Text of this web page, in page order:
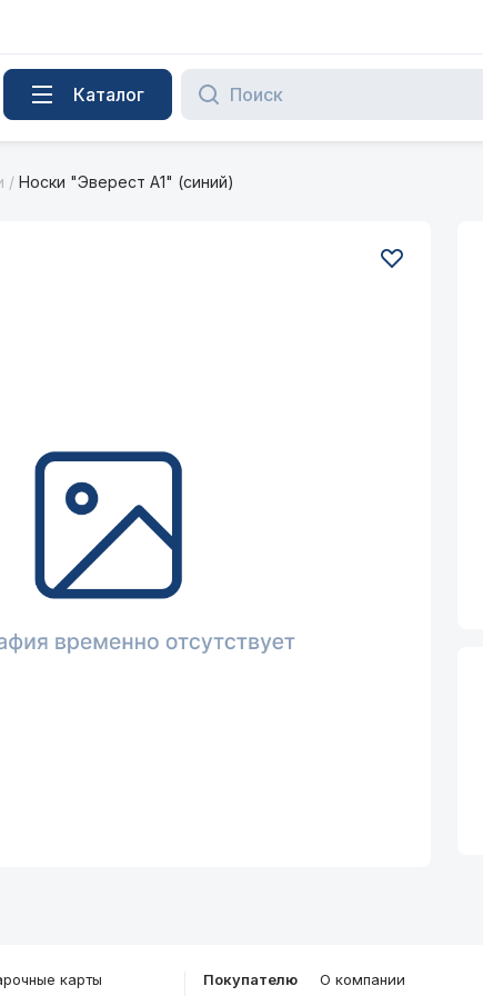
Каталог
/ Носки "Эверест А1" (синий)
карты Покупателю О компании